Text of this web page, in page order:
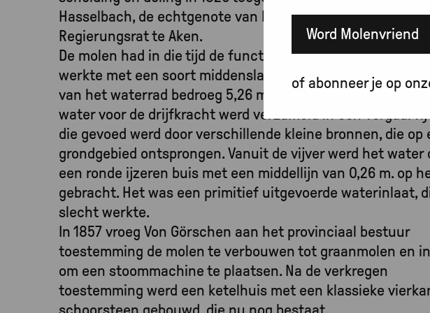
Hasselbach, de echtgenote van Karl Heinrich von
Regierungsrat te Aken.
De molen had in die tijd de functie van spinmolen. De
werkte met een soort middenslagrad zonder krop. De
van het waterrad bedroeg 5,26 m. en de breedte 1,13 m. Het
water voor de drijfkracht werd verzameld in een
die gevoed werd door verschillende kleine bronnen, die op
grondgebied ontsprongen. Vanuit de vijver werd het water
een ronde ijzeren buis met een middellijn van 0,26 m. op
gebracht. Het was een primitief uitgevoerde waterinlaat,
slecht werkte.
In 1857 vroeg Von Görschen aan het provinciaal bestuur
toestemming de molen te verbouwen tot graanmolen en
om een stoommachine te plaatsen. Na de verkregen
toestemming werd een ketelhuis met een klassieke
Word Molenvriend
of abonneer je op